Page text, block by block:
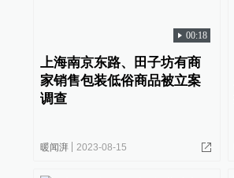
00:18
上海南京东路、田子坊有商
家销售包装低俗商品被立案
调查
暖闻湃 2023-08-15